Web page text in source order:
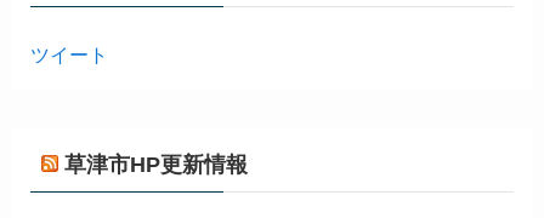
ツイート
草津市HP更新情報